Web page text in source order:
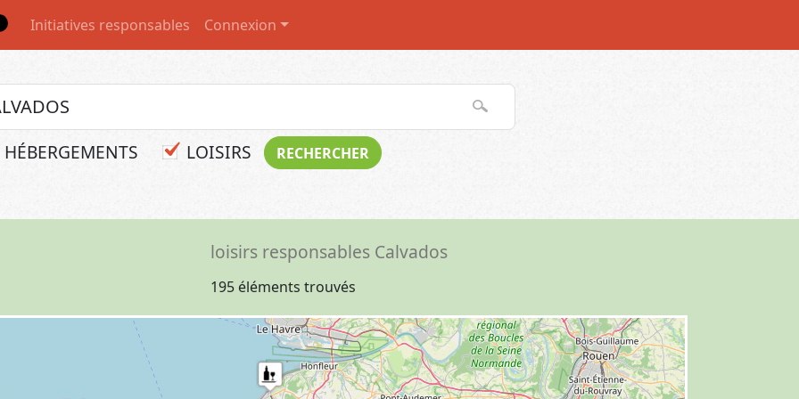
Initiatives responsables Connexion
HÉBERGEMENTS LOISIRS
loisirs responsables Calvados
195 éléments trouvés